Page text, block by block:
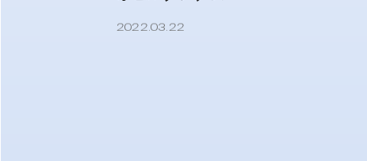
2022.03.22